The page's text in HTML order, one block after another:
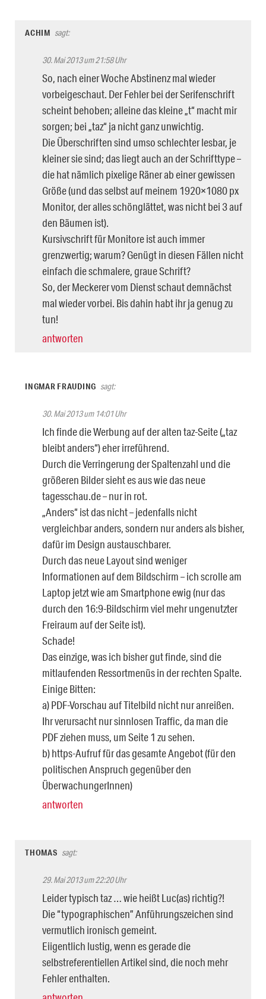
ACHIM sagt:
30. Mai 2013 um 21:58 Uhr
So, nach einer Woche Abstinenz mal wieder
vorbeigeschaut. Der Fehler bei der Serifenschrift
scheint behoben; alleine das kleine „t“ macht mir
sorgen; bei „taz“ ja nicht ganz unwichtig.
Die Überschriften sind umso schlechter lesbar, je
kleiner sie sind; das liegt auch an der Schrifttype –
die hat nämlich pixelige Räner ab einer gewissen
Größe (und das selbst auf meinem 1920×1080 px
Monitor, der alles schönglättet, was nicht bei 3 auf
den Bäumen ist).
Kursivschrift für Monitore ist auch immer
grenzwertig; warum? Genügt in diesen Fällen nicht
einfach die schmalere, graue Schrift?
So, der Meckerer vom Dienst schaut demnächst
mal wieder vorbei. Bis dahin habt ihr ja genug zu
tun!
antworten
INGMAR FRAUDING sagt:
30. Mai 2013 um 14:01 Uhr
Ich finde die Werbung auf der alten taz-Seite („taz
bleibt anders“) eher irreführend.
Durch die Verringerung der Spaltenzahl und die
größeren Bilder sieht es aus wie das neue
tagesschau.de – nur in rot.
„Anders“ ist das nicht – jedenfalls nicht
vergleichbar anders, sondern nur anders als bisher,
dafür im Design austauschbarer.
Durch das neue Layout sind weniger
Informationen auf dem Bildschirm – ich scrolle am
Laptop jetzt wie am Smartphone ewig (nur das
durch den 16:9-Bildschirm viel mehr ungenutzter
Freiraum auf der Seite ist).
Schade!
Das einzige, was ich bisher gut finde, sind die
mitlaufenden Ressortmenüs in der rechten Spalte.
Einige Bitten:
a) PDF-Vorschau auf Titelbild nicht nur anreißen.
Ihr verursacht nur sinnlosen Traffic, da man die
PDF ziehen muss, um Seite 1 zu sehen.
b) https-Aufruf für das gesamte Angebot (für den
politischen Anspruch gegenüber den
ÜberwachungerInnen)
antworten
THOMAS sagt:
29. Mai 2013 um 22:20 Uhr
Leider typisch taz … wie heißt Luc(as) richtig?!
Die “typographischen” Anführungszeichen sind
vermutlich ironisch gemeint.
Eiigentlich lustig, wenn es gerade die
selbstreferentiellen Artikel sind, die noch mehr
Fehler enthalten.